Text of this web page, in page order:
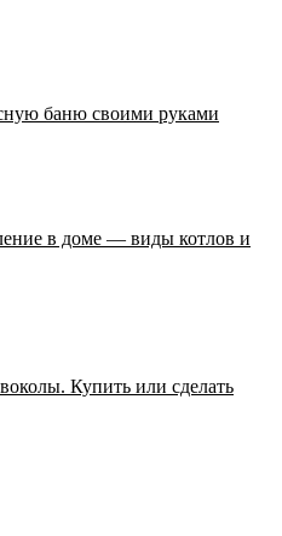
баню своими руками
в доме — виды котлов и
Купить или сделать